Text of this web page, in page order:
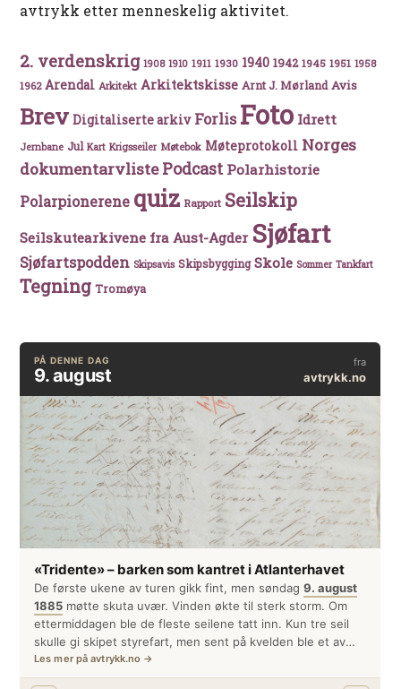
avtrykk etter menneskelig aktivitet.
2. verdenskrig 1908 1910 1911 1930 1940 1942 1945 1951 1958
1962 Arendal Arkitekt Arkitektskisse Arnt J. Mørland Avis
Brev Digitaliserte arkiv Forlis Foto Idrett
Jernbane Jul Kart Krigsseiler Møtebok Møteprotokoll Norges
dokumentarvlistePodcast Polarhistorie
Polarpionerene quiz Rapport Seilskip
Seilskutearkivene fra Aust-Agder Sjøfart
Sjøfartspodden Skipsavis Skipsbygging Skole Sommer Tankfart
Tegning Tromøya